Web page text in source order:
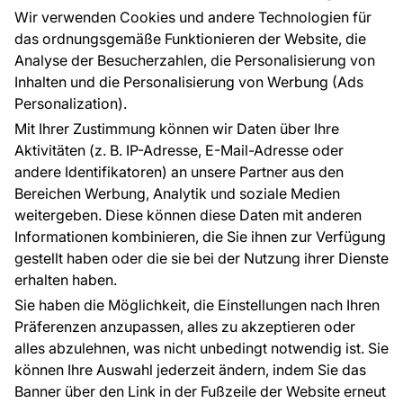
Wir verwenden Cookies und andere Technologien für
das ordnungsgemäße Funktionieren der Website, die
Analyse der Besucherzahlen, die Personalisierung von
Inhalten und die Personalisierung von Werbung (Ads
Personalization).
Mit Ihrer Zustimmung können wir Daten über Ihre
Aktivitäten (z. B. IP-Adresse, E-Mail-Adresse oder
andere Identifikatoren) an unsere Partner aus den
Bereichen Werbung, Analytik und soziale Medien
weitergeben. Diese können diese Daten mit anderen
Informationen kombinieren, die Sie ihnen zur Verfügung
gestellt haben oder die sie bei der Nutzung ihrer Dienste
erhalten haben.
Sie haben die Möglichkeit, die Einstellungen nach Ihren
Präferenzen anzupassen, alles zu akzeptieren oder
alles abzulehnen, was nicht unbedingt notwendig ist. Sie
können Ihre Auswahl jederzeit ändern, indem Sie das
Banner über den Link in der Fußzeile der Website erneut
Großhandel
Raumvisualisierung
Tapetenmuster
FÜR SIE
Blog
EU-Projekte
Ratschläge und Tipps
FAQ
ÜBER DAS UNTERNEHMEN
Kontakt
Haben Sie Fragen? Wir helfen Ihnen gerne weiter
und beraten Sie persönlich.
+49 781 95633072
service@tapeteneshop.de